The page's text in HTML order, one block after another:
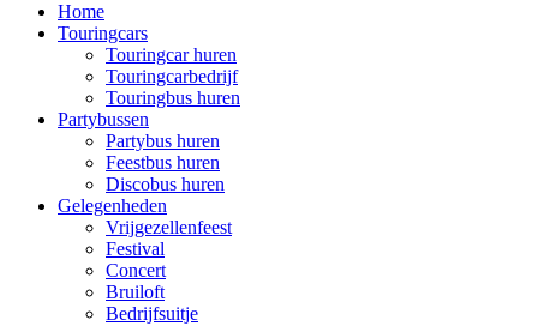
Home
Touringcars
Touringcar huren
Touringcarbedrijf
Touringbus huren
Partybussen
Partybus huren
Feestbus huren
Discobus huren
Gelegenheden
Vrijgezellenfeest
Festival
Concert
Bruiloft
Bedrijfsuitje